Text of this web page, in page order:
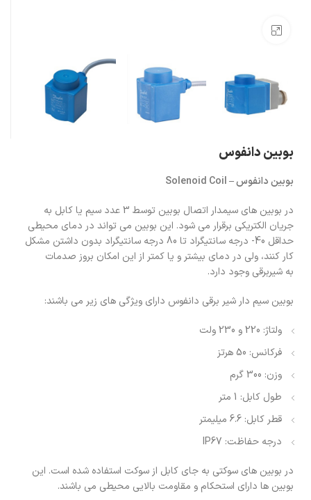
بوبین دانفوس
بوبین دانفوس – Solenoid Coil
در بوبین های سیمدار اتصال بوبین توسط 3 عدد سیم یا کابل به
جریان الکتریکی برقرار می شود. این بوبین می تواند در دمای محیطی
حداقل 40- درجه سانتیگراد تا 80 درجه سانتیگراد بدون داشتن مشکل
کار کنند، ولی در دمای بیشتر و یا کمتر از این امکان بروز صدمات
به شیربرقی وجود دارد.
بوبین سیم دار شیر برقی دانفوس دارای ویژگی های زیر می باشند:
ولتاژ: 220 و 230 ولت
فرکانس: 50 هرتز
وزن: 300 گرم
طول کابل: 1 متر
قطر کابل: 6.6 میلیمتر
درجه حفاظت: IP67
در بوبین های سوکتی به جای کابل از سوکت استفاده شده است. این
بوبین ها دارای استحکام و مقاومت بالایی محیطی می باشند.